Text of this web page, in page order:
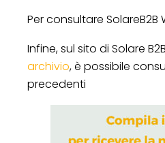
Per consultare SolareB2B
Infine, sul sito di Solare
archivio, è possibile
precedenti